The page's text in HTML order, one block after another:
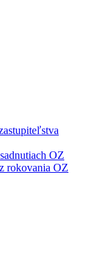
OZ
rokovania OZ